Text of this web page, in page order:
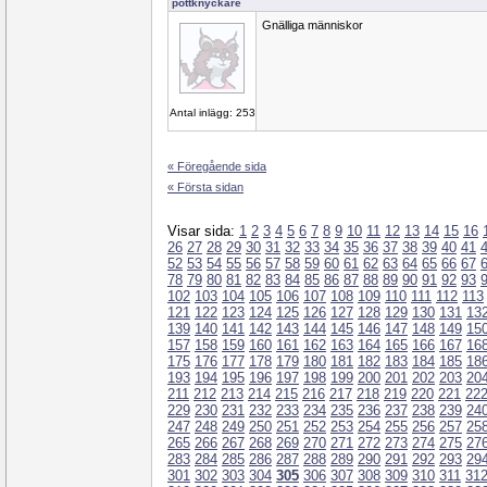
pottknyckare
Antal inlägg: 253
Gnälliga människor
« Föregående sida
« Första sidan
Visar sida: 1 2 3 4 5 6 7 8 9 10 11 12 13 14 15 16
26 27 28 29 30 31 32 33 34 35 36 37 38 39 40 41
52 53 54 55 56 57 58 59 60 61 62 63 64 65 66 67
78 79 80 81 82 83 84 85 86 87 88 89 90 91 92 93
102 103 104 105 106 107 108 109 110 111 112 113
121 122 123 124 125 126 127 128 129 130 131
139 140 141 142 143 144 145 146 147 148 149
157 158 159 160 161 162 163 164 165 166 167
175 176 177 178 179 180 181 182 183 184 185
193 194 195 196 197 198 199 200 201 202 203
211 212 213 214 215 216 217 218 219 220 221 222
229 230 231 232 233 234 235 236 237 238 239
247 248 249 250 251 252 253 254 255 256 257
265 266 267 268 269 270 271 272 273 274 275
283 284 285 286 287 288 289 290 291 292 293
301 302 303 304 305 306 307 308 309 310 311 312